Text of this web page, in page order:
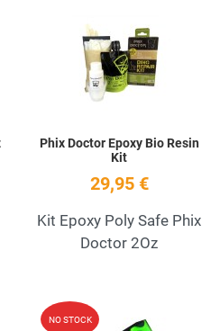
Quick View
Phix Doctor Epoxy Bio Resin
Kit
29,95 €
Kit Epoxy Poly Safe Phix
Doctor 2Oz
Add to Wishlist
NO STOCK